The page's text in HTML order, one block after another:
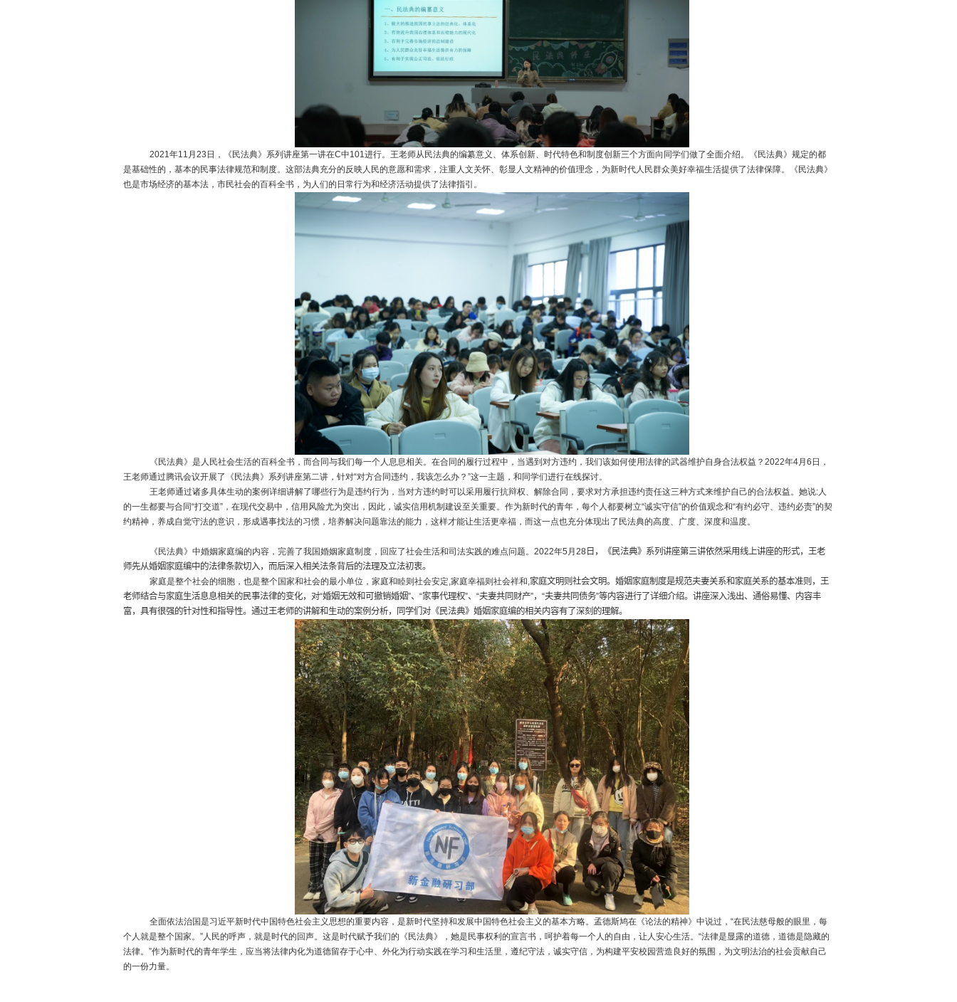
2021年11 月23 日，《民法典》系列讲座第一讲在C中101进行。王老师从民法典的编纂意义、体系创新、时代特色和制度创新三个方面向同学们做了全面介绍。《民法典》规定的都
是基础性的，基本的民事法律规范和制度。这部法典充分的反映人民的意愿和需求，注重人文关怀、彰显人文精神的价值理念，为新时代人民群众美好幸福生活提供了法律保障。《民法典》
也是市场经济的基本法，市民社会的百科全书，为人们的日常行为和经济活动提供了法律指引。
《民法典》是人民社会生活的百科全书，而合同与我们每一个人息息相关。在合同的履行过程中，当遇到对方违约，我们该如何使用法律的武器维护自身合法权益？2022年4月6 日，
王老师通过腾讯会议开展了《民法典》系列讲座第二讲，针对“对方合同违约，我该怎么办？”这一主题，和同学们进行在线探讨。
王老师通过诸多具体生动的案例详细讲解了哪些行为是违约行为，当对方违约时可以采用履行抗辩权、解除合同，要求对方承担违约责任这三种方式来维护自己的合法权益。她说:人
的一生都要与合同“打交道”，在现代交易中，信用风险尤为突出，因此，诚实信用机制建设至关重要。作为新时代的青年，每个人都要树立“诚实守信”的价值观念和“有约必守、违约必责”的契
约精神，养成自觉守法的意识，形成遇事找法的习惯，培养解决问题靠法的能力，这样才能让生活更幸福，而这一点也充分体现出了民法典的高度、广度、深度和温度。
《民法典》中婚姻家庭编的内容，完善了我国婚姻家庭制度，回应了社会生活和司法实践的难点问题。2022年5 月28 日，《民法典》系列讲座第三讲依然采用线上讲座的形式，王老
师先从婚姻家庭编中的法律条款切入，而后深入相关法条背后的法理及立法初衷。
家庭是整个社会的细胞，也是整个国家和社会的最小单位，家庭和睦则社会安定,家庭幸福则社会祥和,家庭文明则社会文明。婚姻家庭制度是规范夫妻关系和家庭关系的基本准则，王
老师结合与家庭生活息息相关的民事法律的变化，对“婚姻无效和可撤销婚姻”、“家事代理权”、“夫妻共同财产”，“夫妻共同债务”等内容进行了详细介绍。讲座深入浅出、通俗易懂、内容丰
富，具有很强的针对性和指导性。通过王老师的讲解和生动的案例分析，同学们对《民法典》婚姻家庭编的相关内容有了深刻的理解。
全面依法治国是习近平新时代中国特色社会主义思想的重要内容，是新时代坚持和发展中国特色社会主义的基本方略。孟德斯鸠在《论法的精神》中说过，“在民法慈母般的眼里，每
个人就是整个国家。”人民的呼声，就是时代的回声。这是时代赋予我们的《民法典》，她是民事权利的宣言书，呵护着每一个人的自由，让人安心生活。“法律是显露的道德，道德是隐藏的
法律。”作为新时代的青年学生，应当将法律内化为道德留存于心中、外化为行动实践在学习和生活里，遵纪守法，诚实守信，为构建平安校园营造良好的氛围，为文明法治的社会贡献自己
的一份力量。